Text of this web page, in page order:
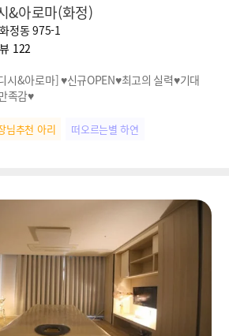
&아로마(화정)
정동 975-1
122
시&아로마] ♥신규OPEN♥최고의 실력♥기대
족감♥
님추천 아리 떠오르는별 하연